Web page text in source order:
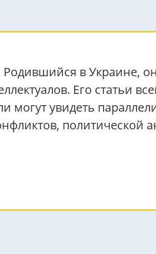
в Украине,
Его статьи
могут увидеть
политической